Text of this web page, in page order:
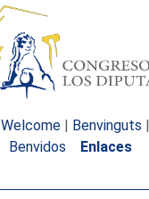
Welcome | Benvinguts |
Benvidos
Enlaces